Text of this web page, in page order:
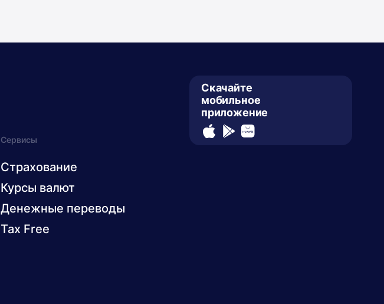
Сервисы
Страхование
Курсы валют
Денежные переводы
Tax Free
Скачайте
мобильное
приложение